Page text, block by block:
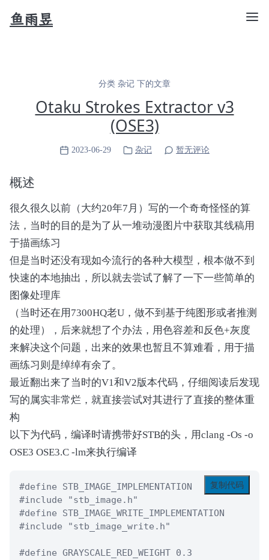
鱼雨昱
分类 杂记 下的文章
Otaku Strokes Extractor v3
(OSE3)
2023-06-29 杂记 暂无评论
概述
很久很久以前（大约20年7月）写的一个奇奇怪怪的算
法，当时的目的是为了从一堆动漫图片中获取其线稿用
于描画练习
但是当时还没有现如今流行的各种大模型，根本做不到
快速的本地抽出，所以就去尝试了解了一下一些简单的
图像处理库
（当时还在用7300HQ老U，做不到基于纯图形或者推测
的处理），后来就想了个办法，用色容差和反色+灰度
来解决这个问题，出来的效果也暂且不算难看，用于描
画练习则是绰绰有余了。
最近翻出来了当时的V1和V2版本代码，仔细阅读后发现
写的属实非常烂，就直接尝试对其进行了直接的整体重
构
以下为代码，编译时请携带好STB的头，用clang -Os -o
OSE3 OSE3.C -lm来执行编译
复制代码
#define STB_IMAGE_IMPLEMENTATION
#include "stb_image.h"
#define STB_IMAGE_WRITE_IMPLEMENTATION
#include "stb_image_write.h"
#define GRAYSCALE_RED_WEIGHT 0.3